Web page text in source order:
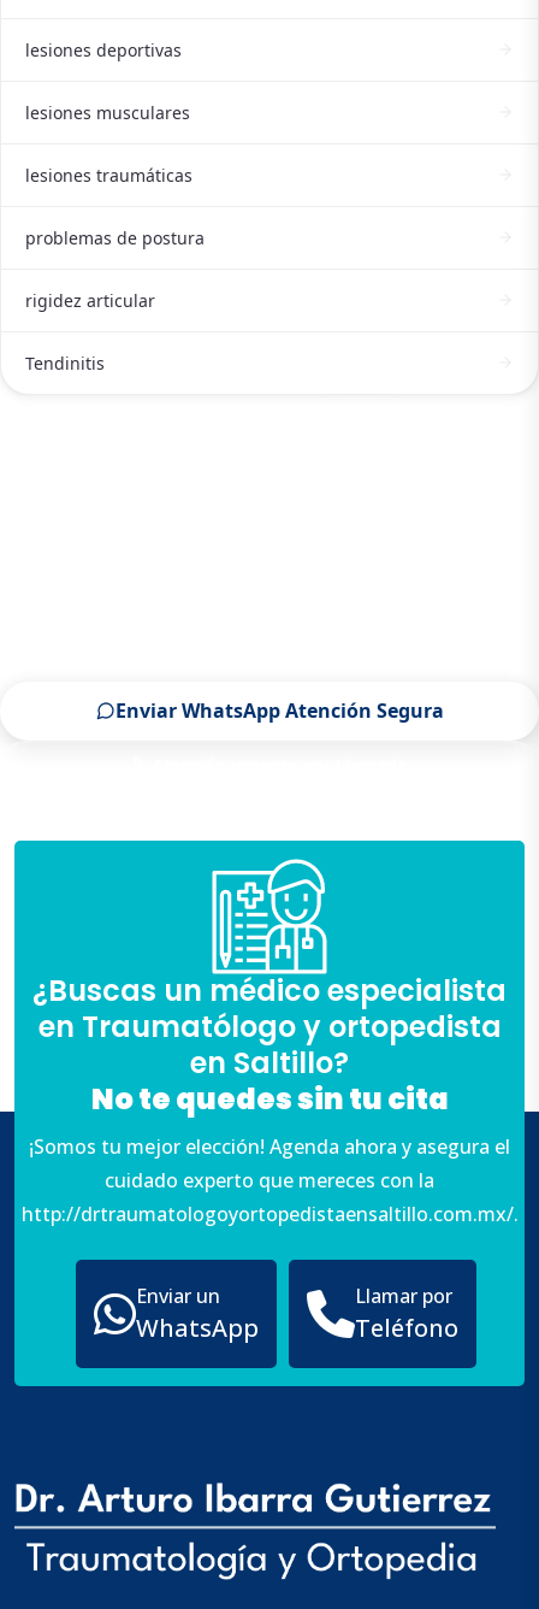
lesiones deportivas
lesiones musculares
lesiones traumáticas
problemas de postura
rigidez articular
Tendinitis
Enviar WhatsApp Atención Segura
¿Buscas un médico especialista
en Traumatólogo y ortopedista
en Saltillo?
No te quedes sin tu cita
¡Somos tu mejor elección! Agenda ahora y asegura el
cuidado experto que mereces con la
http://drtraumatologoyortopedistaensaltillo.com.mx/.
Enviar un
WhatsApp
Llamar por
Teléfono